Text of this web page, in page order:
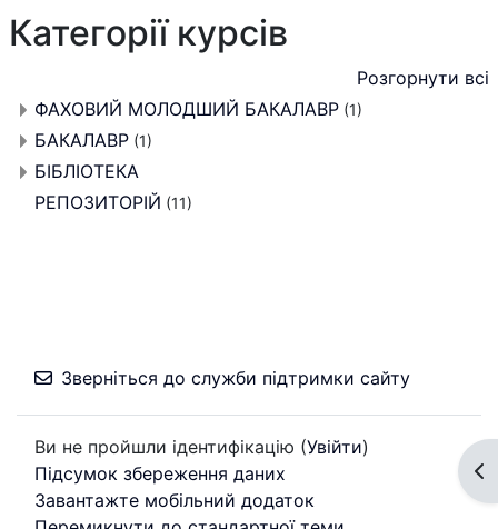
Категорії курсів
Розгорнути всі
ФАХОВИЙ МОЛОДШИЙ БАКАЛАВР (1)
БАКАЛАВР (1)
БІБЛІОТЕКА
РЕПОЗИТОРІЙ (11)
Зверніться до служби підтримки сайту
Ви не пройшли ідентифікацію (Увійти)
Підсумок збереження даних
Завантажте мобільний додаток